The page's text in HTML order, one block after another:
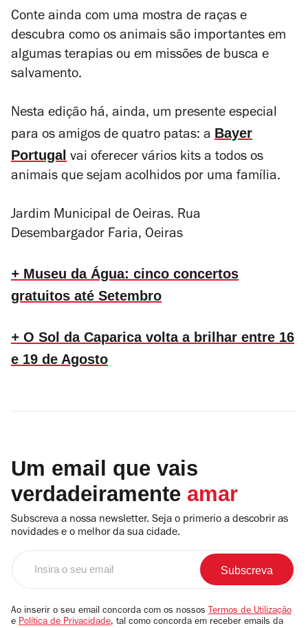
Conte ainda com uma mostra de raças e
descubra como os animais são importantes em
algumas terapias ou em missões de busca e
salvamento.
Nesta edição há, ainda, um presente especial
para os amigos de quatro patas: a Bayer
Portugal vai oferecer vários kits a todos os
animais que sejam acolhidos por uma família.
Jardim Municipal de Oeiras. Rua
Desembargador Faria, Oeiras
+ Museu da Água: cinco concertos
gratuitos até Setembro
+ O Sol da Caparica volta a brilhar entre 16
e 19 de Agosto
Um email que vais
verdadeiramente amar
Subscreva a nossa newsletter. Seja o primerio a descobrir as
novidades e o melhor da sua cidade.
email
Ao inserir o seu email concorda com os nossos Termos de Utilização
e Política de Privacidade, tal como concorda em receber emails da